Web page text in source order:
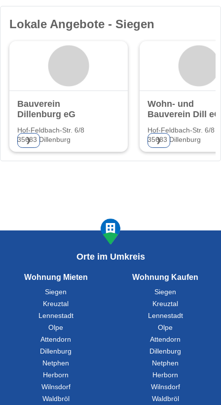
Lokale Angebote - Siegen
Bauverein
Dillenburg eG
Hof-Feldbach-Str. 6/8
35683 Dillenburg
❯
Wohn- und
Bauverein Dill eG
Hof-Feldbach-Str. 6/8
35683 Dillenburg
❯
Orte im Umkreis
Wohnung Mieten
Siegen
Kreuztal
Lennestadt
Olpe
Attendorn
Dillenburg
Netphen
Herborn
Wilnsdorf
Waldbröl
Wohnung Kaufen
Siegen
Kreuztal
Lennestadt
Olpe
Attendorn
Dillenburg
Netphen
Herborn
Wilnsdorf
Waldbröl